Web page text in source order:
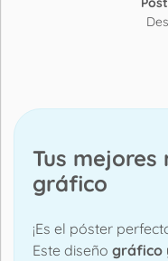
Tus mejores
gráfico
¡Es el póster
Este diseño gráfico